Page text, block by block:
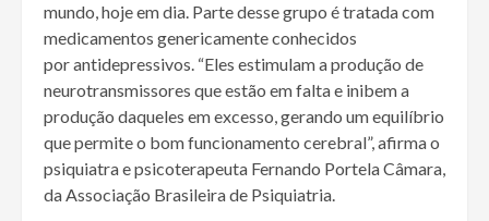
mundo, hoje em dia. Parte desse grupo é tratada com
medicamentos genericamente conhecidos
por antidepressivos. “Eles estimulam a produção de
neurotransmissores que estão em falta e inibem a
produção daqueles em excesso, gerando um equilíbrio
que permite o bom funcionamento cerebral”, afirma o
psiquiatra e psicoterapeuta Fernando Portela Câmara,
da Associação Brasileira de Psiquiatria.